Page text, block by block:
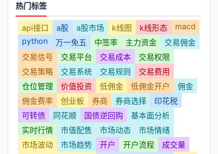
热门标签
api接口 a股 a股市场 k线图 k线形态
macd
python
万一免五 中签率 主力资金
交易佣金
交易信号
交易平台 交易成本
交易权限
交易策略
交易系统 交易规则
交易费用
仓位管理
价值投资 低佣金 低佣金开户
佣金
佣金费率
创业板 券商 券商选择
印花税
可转债
同花顺 国债逆回购
基本面分析
实时行情
市值配售 市场动态
市场情绪
市场波动
市场趋势 开户 开户流程
成交量